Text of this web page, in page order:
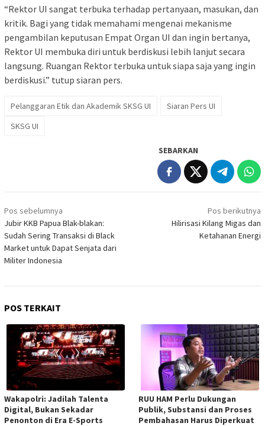
“Rektor UI sangat terbuka terhadap pertanyaan, masukan, dan
kritik. Bagi yang tidak memahami mengenai mekanisme
pengambilan keputusan Empat Organ UI dan ingin bertanya,
Rektor UI membuka diri untuk berdiskusi lebih lanjut secara
langsung. Ruangan Rektor terbuka untuk siapa saja yang ingin
berdiskusi.” tutup siaran pers.
Pelanggaran Etik dan Akademik SKSG UI
Siaran Pers UI
SKSG UI
SEBARKAN
Navigasi
pos
Pos sebelumnya
Jubir KKB Papua Blak-blakan:
Sudah Sering Transaksi di Black
Market untuk Dapat Senjata dari
Militer Indonesia
Pos berikutnya
Hilirisasi Kilang Migas dan
Ketahanan Energi
POS TERKAIT
Wakapolri: Jadilah Talenta
Digital, Bukan Sekadar
Penonton di Era E-Sports
RUU HAM Perlu Dukungan
Publik, Substansi dan Proses
Pembahasan Harus Diperkuat